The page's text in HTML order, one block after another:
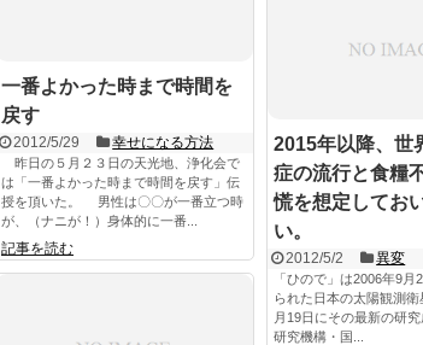
一番よかった時まで時間を
戻す
2012/5/29 幸せになる方法
昨日の５月２３日の天光地、浄化会で
は「一番よかった時まで時間を戻す」伝
授を頂いた。 男性は〇〇が一番立つ時
が、（ナニが！）身体的に一番...
記事を読む
2015年以降、世
症の流行と食糧
慌を想定してお
い。
2012/5/2 異変
「ひので」は2006年9月
られた日本の太陽観測
月19日にその最新の研
研究機構・国...